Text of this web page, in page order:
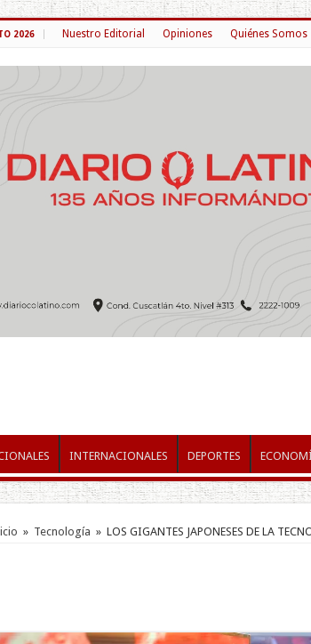
2026 Nuestro Editorial Opiniones Quiénes Somos
INTERNACIONALES DEPORTES
» Tecnología » LOS GIGANTES JAPONESES DE LA